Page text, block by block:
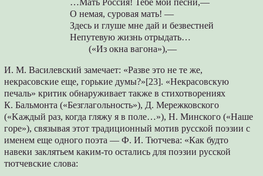
…Мать Россия! Тебе мои песни,—
О немая, суровая мать! —
Здесь и глуше мне дай и безвестней
Непутевую жизнь отрыдать…
(«Из окна вагона»),—
И. М. Василевский замечает: «Разве это не те же,
некрасовские еще, горькие думы?»[23]. «Некрасовскую
печаль» критик обнаруживает также в стихотворениях
К. Бальмонта («Безглагольность»), Д. Мережковского
(«Kaждый раз, когда гляжу я в поле…»), Н. Минского («Наше
горе»), связывая этот традиционный мотив русской поэзии с
именем еще одного поэта — Ф. И. Тютчева: «Как будто
навеки заклятьем каким-то остались для поэзии русской
тютчевские слова: